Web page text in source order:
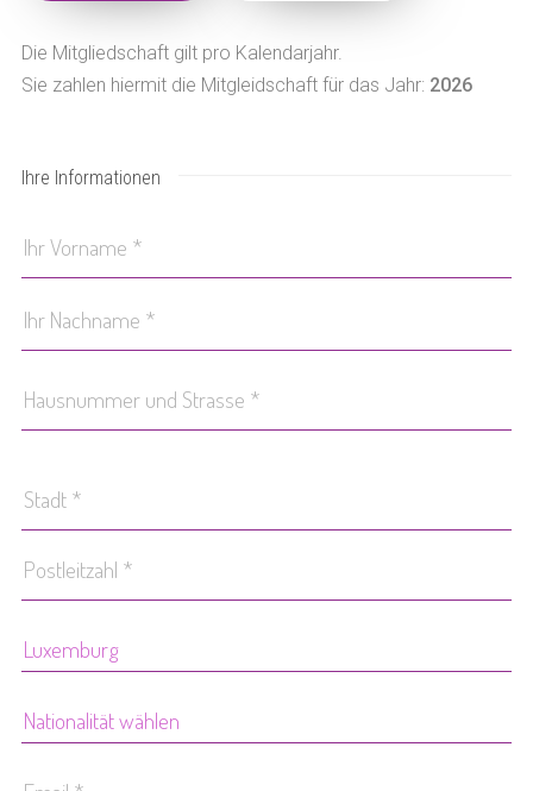
Die Mitgliedschaft gilt pro Kalendarjahr.
Sie zahlen hiermit die Mitgleidschaft für das Jahr: 2026
Ihre Informationen